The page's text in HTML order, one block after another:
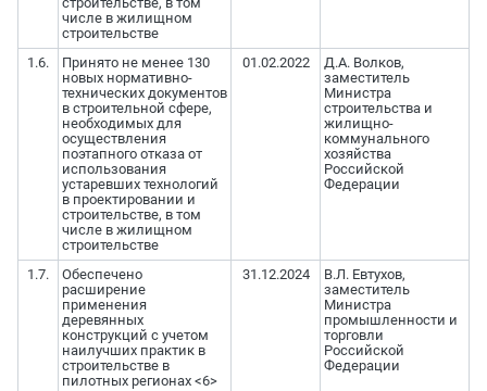
числе в жилищном
строительстве
1.6.
Принято не менее 130
новых нормативно-
технических документов
в строительной сфере,
необходимых для
осуществления
поэтапного отказа от
использования
устаревших технологий
в проектировании и
строительстве, в том
числе в жилищном
строительстве
01.02.2022
Д.А. Волков,
заместитель
Министра
строительства и
жилищно-
коммунального
хозяйства
Российской
Федерации
1.7.
Обеспечено
расширение
применения
деревянных
конструкций с учетом
наилучших практик в
строительстве в
пилотных регионах <6>
31.12.2024
В.Л. Евтухов,
заместитель
Министра
промышленности и
торговли
Российской
Федерации